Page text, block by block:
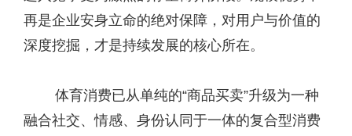
再是企业安身立命的绝对保障，对用户与价值的
深度挖掘，才是持续发展的核心所在。
体育消费已从单纯的“商品买卖”升级为一种
融合社交、情感、身份认同于一体的复合型消费